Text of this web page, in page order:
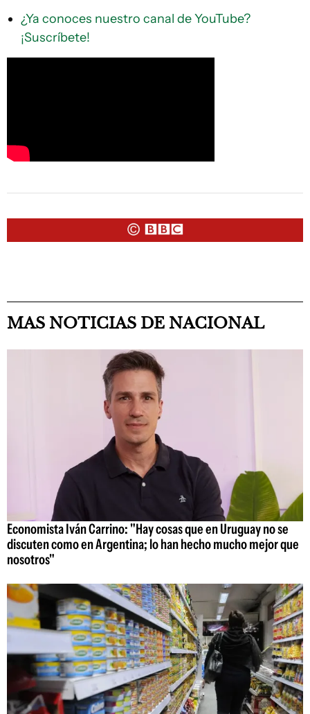
¿Ya conoces nuestro canal de YouTube?
¡Suscríbete!
MAS NOTICIAS DE NACIONAL
Economista Iván Carrino: "Hay cosas que en Uruguay no se
discuten como en Argentina; lo han hecho mucho mejor que
nosotros"